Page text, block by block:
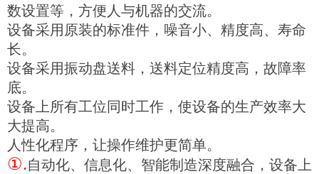
数设置等，方便人与机器的交流。
设备采用原装的标准件，噪音小、精度高、寿命
长。
设备采用振动盘送料，送料定位精度高，故障率
底。
设备上所有工位同时工作，使设备的生产效率大
大提高。
人性化程序，让操作维护更简单。
①.自动化、信息化、智能制造深度融合，设备上